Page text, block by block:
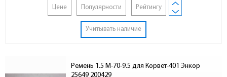
Цене Популярности Рейтингу
Учитывать наличие
Ремень 1.5 М-70-9.5 для Корвет-401 Энкор
25649 200429